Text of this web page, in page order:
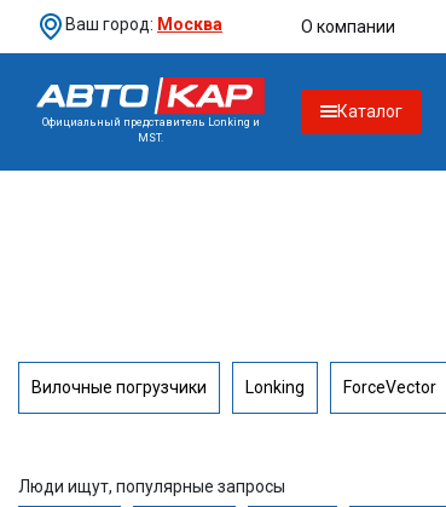
Ваш город: Москва О компании
Официальный представитель Lonking и
MST.
Каталог
Вилочные погрузчики Lonking ForceVector
Люди ищут, популярные запросы